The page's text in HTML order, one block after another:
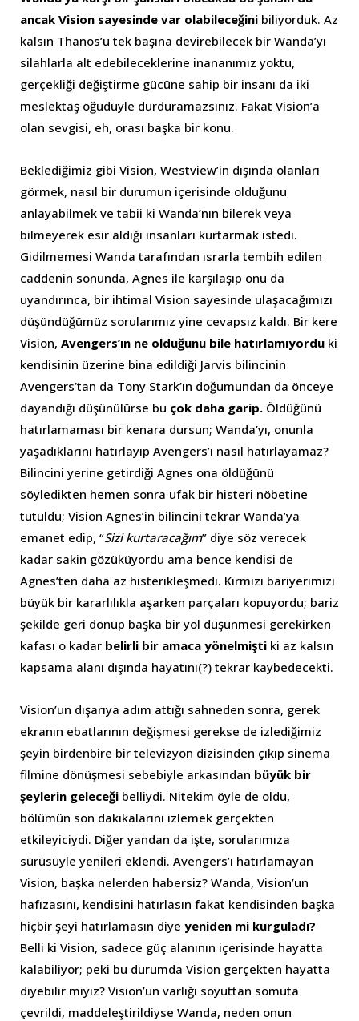
ancak Vision sayesinde var olabileceğini biliyorduk. Az
kalsın Thanos’u tek başına devirebilecek bir Wanda’yı
silahlarla alt edebileceklerine inananımız yoktu,
gerçekliği değiştirme gücüne sahip bir insanı da iki
meslektaş öğüdüyle durduramazsınız. Fakat Vision’a
olan sevgisi, eh, orası başka bir konu.
Beklediğimiz gibi Vision, Westview’in dışında olanları
görmek, nasıl bir durumun içerisinde olduğunu
anlayabilmek ve tabii ki Wanda’nın bilerek veya
bilmeyerek esir aldığı insanları kurtarmak istedi.
Gidilmemesi Wanda tarafından ısrarla tembih edilen
caddenin sonunda, Agnes ile karşılaşıp onu da
uyandırınca, bir ihtimal Vision sayesinde ulaşacağımızı
düşündüğümüz sorularımız yine cevapsız kaldı. Bir kere
Vision, Avengers’ın ne olduğunu bile hatırlamıyordu ki
kendisinin üzerine bina edildiği Jarvis bilincinin
Avengers’tan da Tony Stark’ın doğumundan da önceye
dayandığı düşünülürse bu çok daha garip. Öldüğünü
hatırlamaması bir kenara dursun; Wanda’yı, onunla
yaşadıklarını hatırlayıp Avengers’ı nasıl hatırlayamaz?
Bilincini yerine getirdiği Agnes ona öldüğünü
söyledikten hemen sonra ufak bir histeri nöbetine
tutuldu; Vision Agnes’in bilincini tekrar Wanda’ya
emanet edip, “Sizi kurtaracağım” diye söz verecek
kadar sakin gözüküyordu ama bence kendisi de
Agnes’ten daha az histerikleşmedi. Kırmızı bariyerimizi
büyük bir kararlılıkla aşarken parçaları kopuyordu; bariz
şekilde geri dönüp başka bir yol düşünmesi gerekirken
kafası o kadar belirli bir amaca yönelmişti ki az kalsın
kapsama alanı dışında hayatını(?) tekrar kaybedecekti.
Vision’un dışarıya adım attığı sahneden sonra, gerek
ekranın ebatlarının değişmesi gerekse de izlediğimiz
şeyin birdenbire bir televizyon dizisinden çıkıp sinema
filmine dönüşmesi sebebiyle arkasından büyük bir
şeylerin geleceği belliydi. Nitekim öyle de oldu,
bölümün son dakikalarını izlemek gerçekten
etkileyiciydi. Diğer yandan da işte, sorularımıza
sürüsüyle yenileri eklendi. Avengers’ı hatırlamayan
Vision, başka nelerden habersiz? Wanda, Vision’un
hafızasını, kendisini hatırlasın fakat kendisinden başka
hiçbir şeyi hatırlamasın diye yeniden mi kurguladı?
Belli ki Vision, sadece güç alanının içerisinde hayatta
kalabiliyor; peki bu durumda Vision gerçekten hayatta
diyebilir miyiz? Vision’un varlığı soyuttan somuta
çevrildi, maddeleştirildiyse Wanda, neden onun